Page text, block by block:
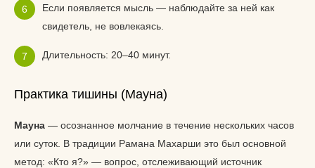
Если появляется мысль — наблюдайте за ней как
свидетель, не вовлекаясь.
Длительность: 20–40 минут.
Практика тишины (Мауна)
Мауна — осознанное молчание в течение нескольких часов
или суток. В традиции Рамана Махарши это был основной
метод: «Кто я?» — вопрос, отслеживающий источник